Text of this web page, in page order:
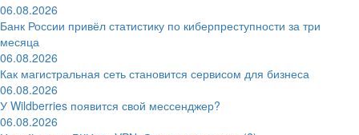
06.08.2026
Банк России привёл статистику по киберпреступности за три
месяца
06.08.2026
Как магистральная сеть становится сервисом для бизнеса
06.08.2026
У Wildberries появится свой мессенджер?
06.08.2026